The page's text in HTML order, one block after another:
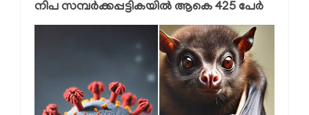
നിപ സമ്പർക്കപ്പട്ടികയിൽ ആകെ 425 പേർ